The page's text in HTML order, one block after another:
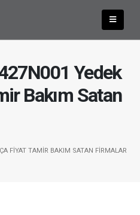
Yedek
Bakım Satan
FIYAT TAMIR BAKIM SATAN FIRMALAR